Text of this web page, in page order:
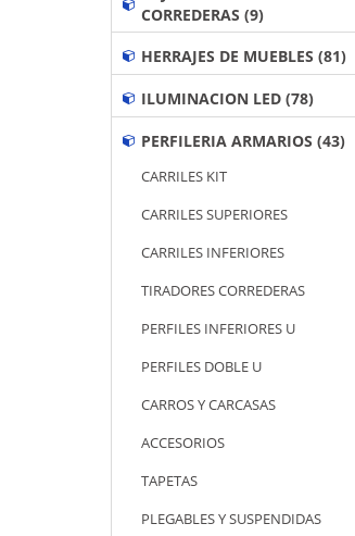
CORREDERAS (9)
HERRAJES DE MUEBLES (81)
ILUMINACION LED (78)
PERFILERIA ARMARIOS (43)
CARRILES KIT
CARRILES SUPERIORES
CARRILES INFERIORES
TIRADORES CORREDERAS
PERFILES INFERIORES U
PERFILES DOBLE U
CARROS Y CARCASAS
ACCESORIOS
TAPETAS
PLEGABLES Y SUSPENDIDAS